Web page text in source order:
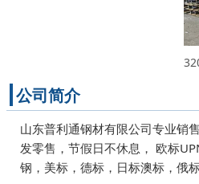
公司简介
山东普利通钢材有限公司专业销
发零售，节假日不休息， 欧标
钢，美标，德标，日标澳标，俄